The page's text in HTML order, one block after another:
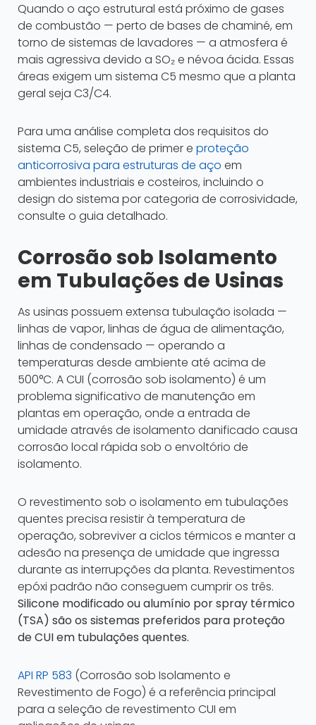
Quando o aço estrutural está próximo de gases
de combustão — perto de bases de chaminé, em
torno de sistemas de lavadores — a atmosfera é
mais agressiva devido a SO₂ e névoa ácida. Essas
áreas exigem um sistema C5 mesmo que a planta
geral seja C3/C4.
Para uma análise completa dos requisitos do
sistema C5, seleção de primer e proteção
anticorrosiva para estruturas de aço em
ambientes industriais e costeiros, incluindo o
design do sistema por categoria de corrosividade,
consulte o guia detalhado.
Corrosão sob Isolamento
em Tubulações de Usinas
As usinas possuem extensa tubulação isolada —
linhas de vapor, linhas de água de alimentação,
linhas de condensado — operando a
temperaturas desde ambiente até acima de
500°C. A CUI (corrosão sob isolamento) é um
problema significativo de manutenção em
plantas em operação, onde a entrada de
umidade através de isolamento danificado causa
corrosão local rápida sob o envoltório de
isolamento.
O revestimento sob o isolamento em tubulações
quentes precisa resistir à temperatura de
operação, sobreviver a ciclos térmicos e manter a
adesão na presença de umidade que ingressa
durante as interrupções da planta. Revestimentos
epóxi padrão não conseguem cumprir os três.
Silicone modificado ou alumínio por spray térmico
(TSA) são os sistemas preferidos para proteção
de CUI em tubulações quentes.
API RP 583 (Corrosão sob Isolamento e
Revestimento de Fogo) é a referência principal
para a seleção de revestimento CUI em